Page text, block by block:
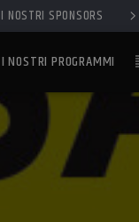
I NOSTRI SPONSORS
I NOSTRI PROGRAMMI